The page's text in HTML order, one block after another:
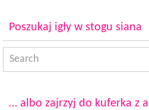
Poszukaj igły w stogu siana
… albo zajrzyj do kuferka z